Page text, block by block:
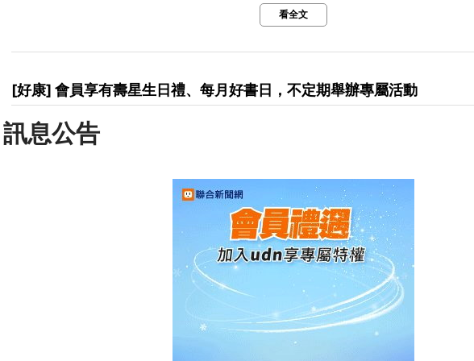
看全文
[好康] 會員享有壽星生日禮、每月好書日，不定期舉辦專屬活動
訊息公告